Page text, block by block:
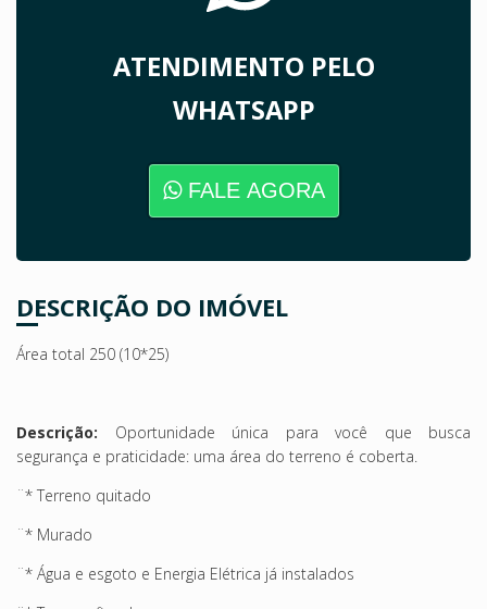
ATENDIMENTO PELO
WHATSAPP
FALE AGORA
DESCRIÇÃO DO IMÓVEL
Área total 250 (10*25)
Descrição: Oportunidade única para você que busca
segurança e praticidade: uma área do terreno é coberta.
¨* Terreno quitado
¨* Murado
¨* Água e esgoto e Energia Elétrica já instalados